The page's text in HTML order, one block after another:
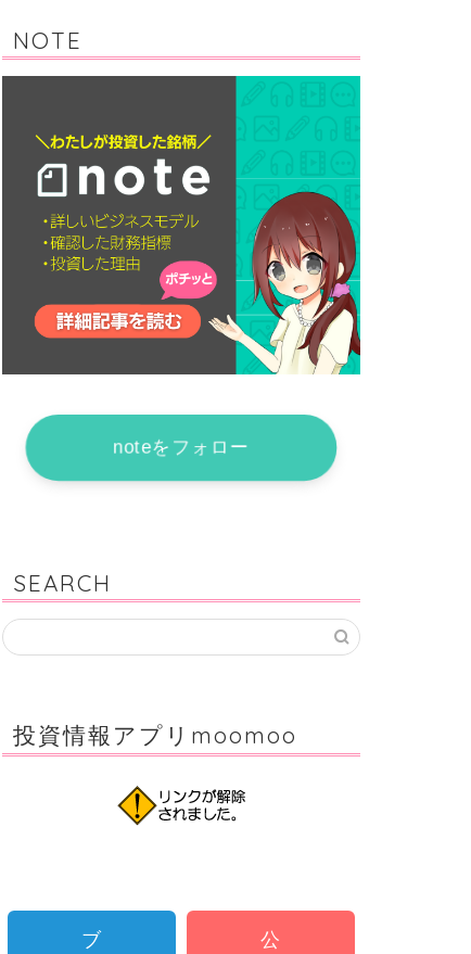
NOTE
noteをフォロー
SEARCH
投資情報アプリmoomoo
ブ
公